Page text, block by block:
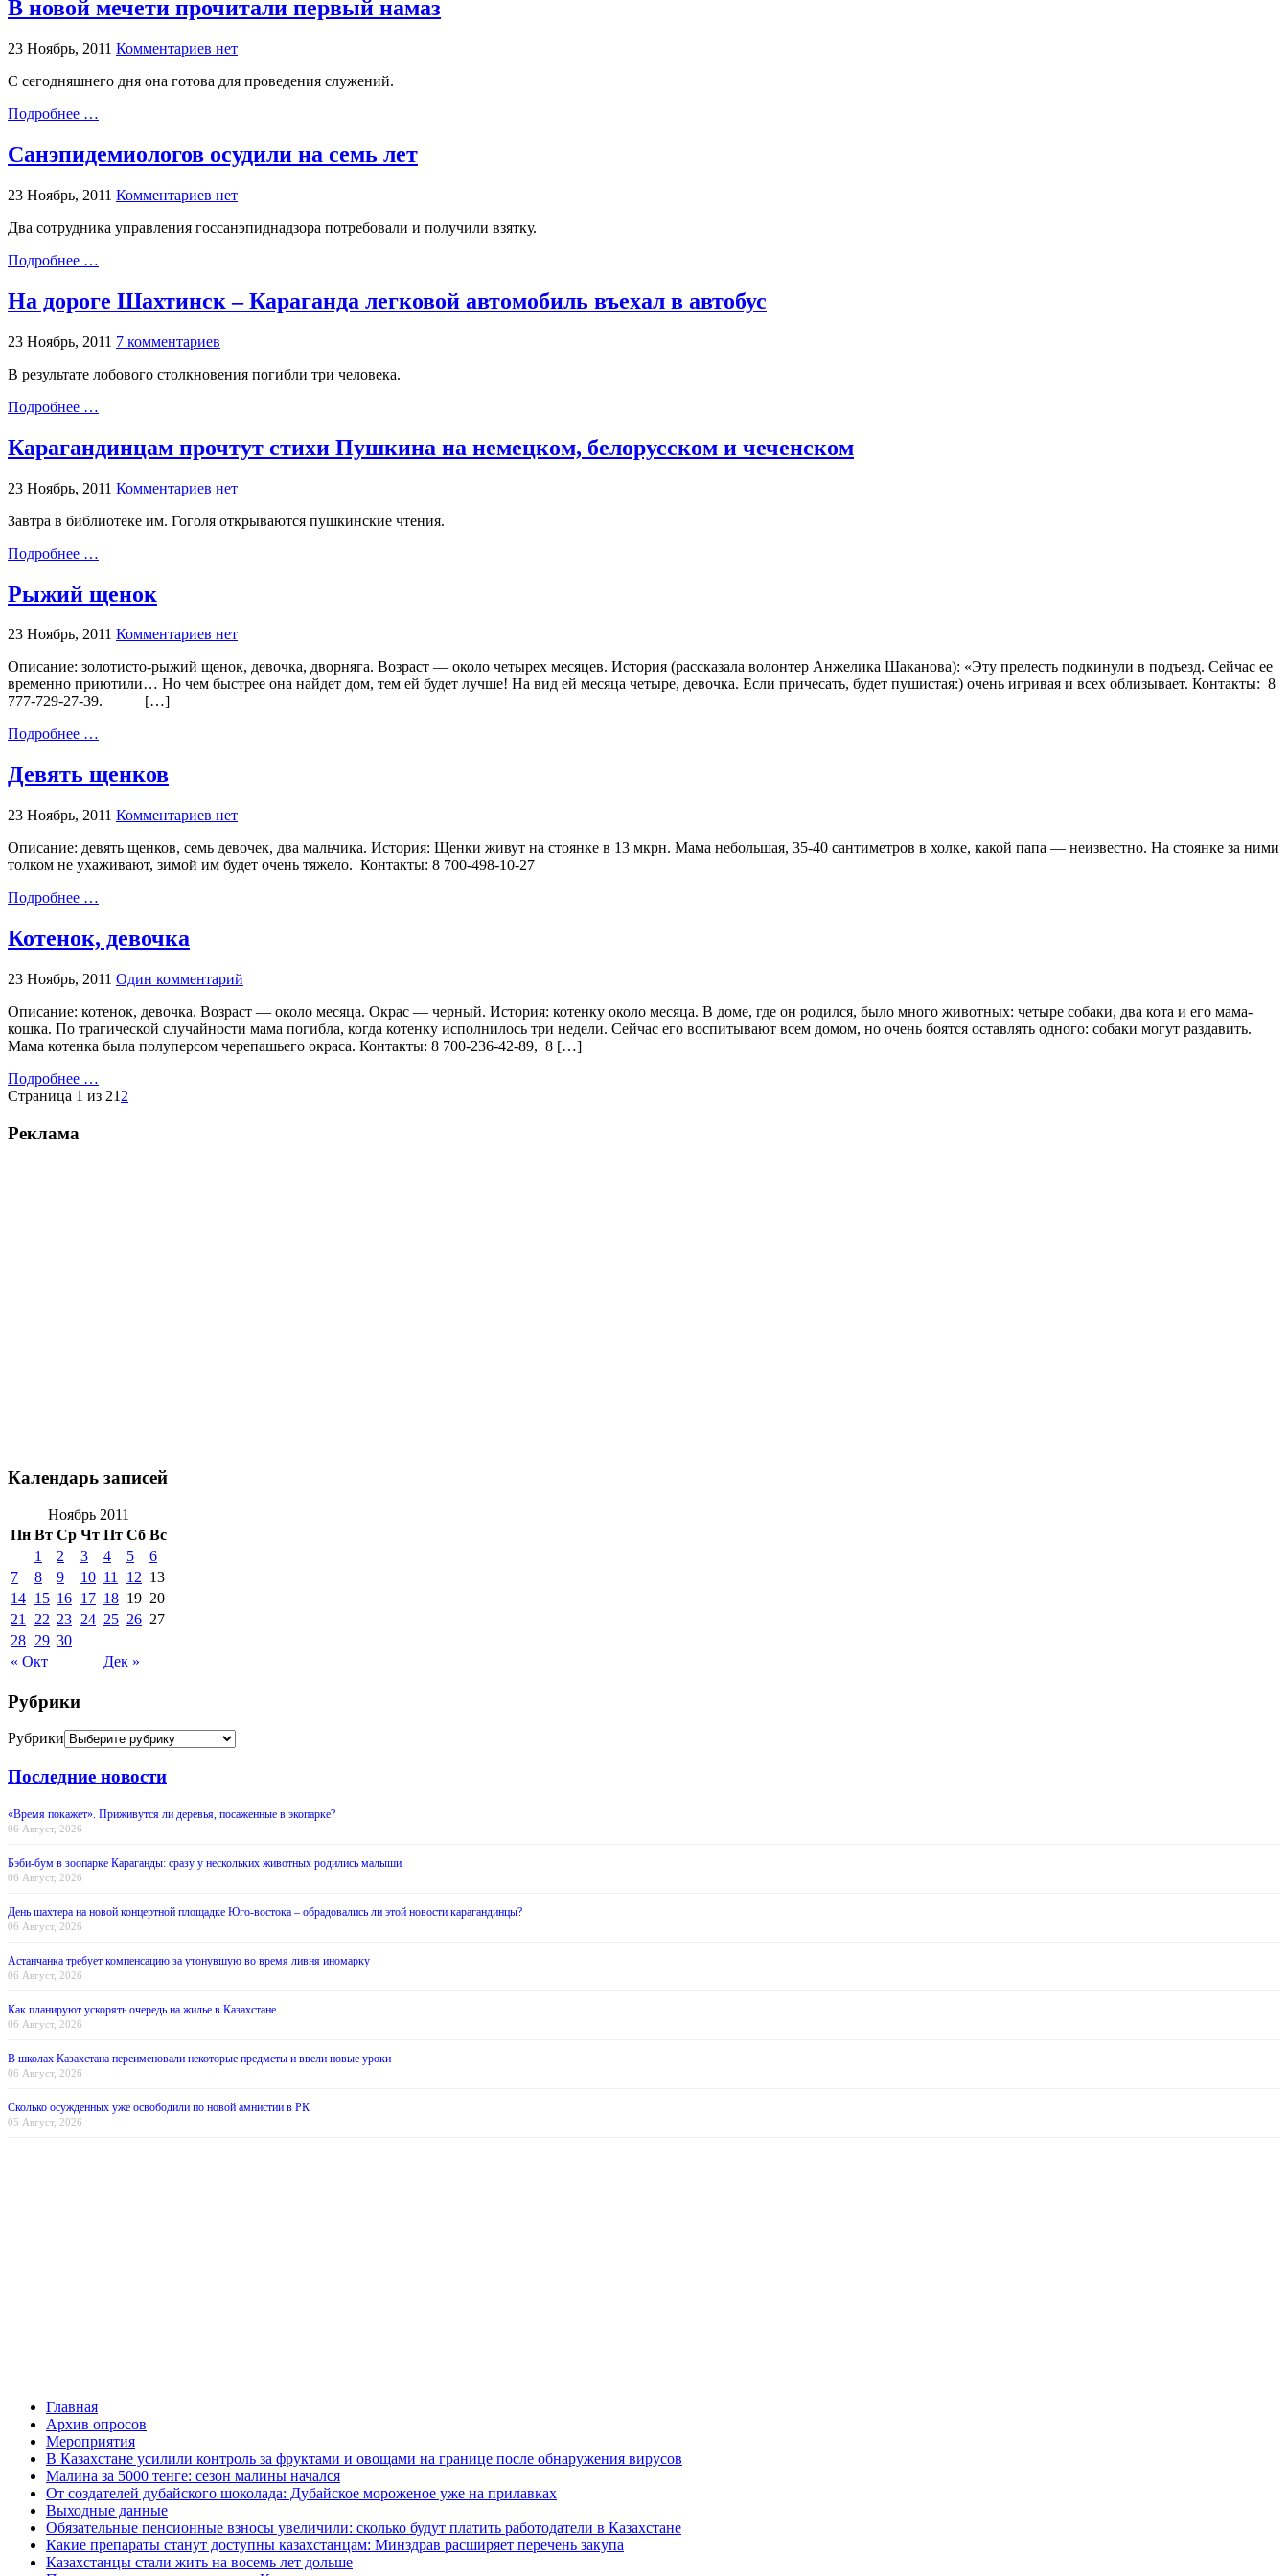
В новой мечети прочитали первый намаз
23 Ноябрь, 2011 Комментариев нет
С сегодняшнего дня она готова для проведения служений.
Подробнее …
Санэпидемиологов осудили на семь лет
23 Ноябрь, 2011 Комментариев нет
Два сотрудника управления госсанэпиднадзора потребовали и получили взятку.
Подробнее …
На дороге Шахтинск – Караганда легковой автомобиль въехал в автобус
23 Ноябрь, 2011 7 комментариев
В результате лобового столкновения погибли три человека.
Подробнее …
Карагандинцам прочтут стихи Пушкина на немецком, белорусском и чеченском
23 Ноябрь, 2011 Комментариев нет
Завтра в библиотеке им. Гоголя открываются пушкинские чтения.
Подробнее …
Рыжий щенок
23 Ноябрь, 2011 Комментариев нет
Описание: золотисто-рыжий щенок, девочка, дворняга. Возраст — около четырех месяцев. История (рассказала волонтер Анжелика Шаканова): «Эту прелесть подкинули в подъезд. Сейчас ее
временно приютили… Но чем быстрее она найдет дом, тем ей будет лучше! На вид ей месяца четыре, девочка. Если причесать, будет пушистая:) очень игривая и всех облизывает. Контакты: 8
777-729-27-39. […]
Подробнее …
Девять щенков
23 Ноябрь, 2011 Комментариев нет
Описание: девять щенков, семь девочек, два мальчика. История: Щенки живут на стоянке в 13 мкрн. Мама небольшая, 35-40 сантиметров в холке, какой папа — неизвестно. На стоянке за ними
толком не ухаживают, зимой им будет очень тяжело. Контакты: 8 700-498-10-27
Подробнее …
Котенок, девочка
23 Ноябрь, 2011 Один комментарий
Описание: котенок, девочка. Возраст — около месяца. Окрас — черный. История: котенку около месяца. В доме, где он родился, было много животных: четыре собаки, два кота и его мама-
кошка. По трагической случайности мама погибла, когда котенку исполнилось три недели. Сейчас его воспитывают всем домом, но очень боятся оставлять одного: собаки могут раздавить.
Мама котенка была полуперсом черепашьего окраса. Контакты: 8 700-236-42-89, 8 […]
Подробнее …
Страница 1 из 21 2
Реклама
Календарь записей
Ноябрь 2011
Пн Вт Ср Чт Пт Сб Вс
« Окт Дек »
1 2 3 4 5
6
7
8 9 10 11 12 13
14 15 16 17 18 19 20
21
22 23 24 25 26 27
28 29 30
Рубрики
Рубрики
Последние новости
«Время покажет». Приживутся ли деревья, посаженные в экопарке?
06 Август, 2026
Бэби-бум в зоопарке Караганды: сразу у нескольких животных родились малыши
06 Август, 2026
День шахтера на новой концертной площадке Юго-востока – обрадовались ли этой новости карагандинцы?
06 Август, 2026
Астанчанка требует компенсацию за утонувшую во время ливня иномарку
06 Август, 2026
Как планируют ускорять очередь на жилье в Казахстане
06 Август, 2026
В школах Казахстана переименовали некоторые предметы и ввели новые уроки
06 Август, 2026
Сколько осужденных уже освободили по новой амнистии в РК
05 Август, 2026
Главная
Архив опросов
Мероприятия
В Казахстане усилили контроль за фруктами и овощами на границе после обнаружения вирусов
Малина за 5000 тенге: сезон малины начался
От создателей дубайского шоколада: Дубайское мороженое уже на прилавках
Выходные данные
Обязательные пенсионные взносы увеличили: сколько будут платить работодатели в Казахстане
Какие препараты станут доступны казахстанцам: Минздрав расширяет перечень закупа
Казахстанцы стали жить на восемь лет дольше